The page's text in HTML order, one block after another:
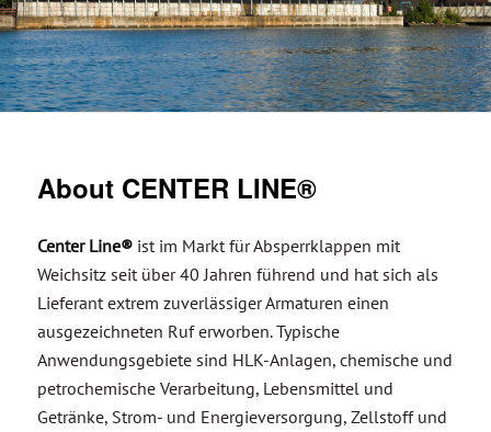
About CENTER LINE®
Center Line® ist im Markt für Absperrklappen mit
Weichsitz seit über 40 Jahren führend und hat sich als
Lieferant extrem zuverlässiger Armaturen einen
ausgezeichneten Ruf erworben. Typische
Anwendungsgebiete sind HLK-Anlagen, chemische und
petrochemische Verarbeitung, Lebensmittel und
Getränke, Strom- und Energieversorgung, Zellstoff und